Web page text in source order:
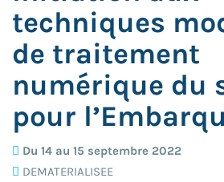
techniques
de traitement
numérique du
pour
Du 14 au 15 septembre 2022
DEMATERIALISEE